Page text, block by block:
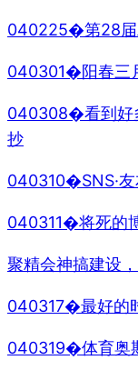
040225�第28届
040301�阳春三
040308�看到好
抄
040310�SNS·
040311�将死的
聚精会神搞建设
040317�最好的
040319�体育奥